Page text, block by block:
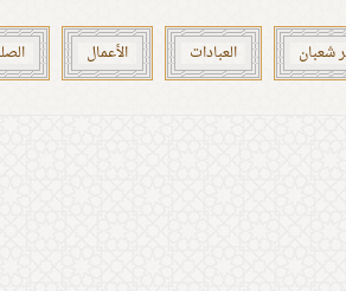
شعبان العبادات الأعمال